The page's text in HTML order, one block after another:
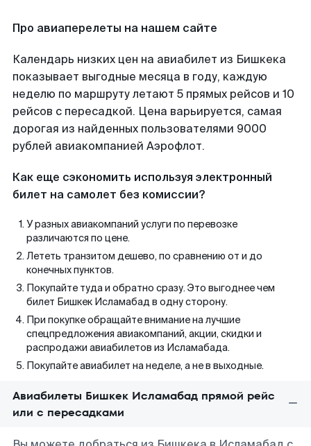
Про авиаперелеты на нашем сайте
Календарь низких цен на авиабилет из Бишкека
показывает выгодные месяца в году, каждую
неделю по маршруту летают 5 прямых рейсов и 10
рейсов с пересадкой. Цена варьируется, самая
дорогая из найденных пользователями 9000
рублей авиакомпанией Аэрофлот.
Как еще сэкономить используя электронный
билет на самолет без комиссии?
У разных авиакомпаний услуги по перевозке
различаются по цене.
Лететь транзитом дешево, по сравнению от и до
конечных пунктов.
Покупайте туда и обратно сразу. Это выгоднее чем
билет Бишкек Исламабад в одну сторону.
При покупке обращайте внимание на лучшие
спецпредложения авиакомпаний, акции, скидки и
распродажи авиабилетов из Исламабада.
Покупайте авиабилет на неделе, а не в выходные.
Авиабилеты Бишкек Исламабад прямой рейс
или с пересадками